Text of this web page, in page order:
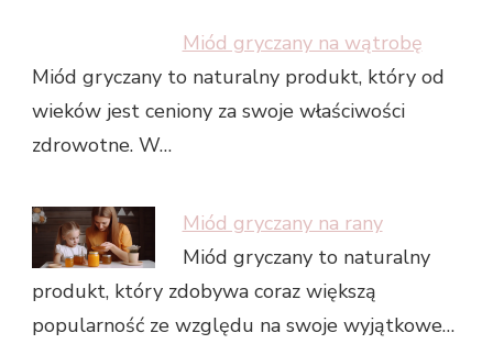
Miód gryczany na wątrobę
Miód gryczany to naturalny produkt, który od
wieków jest ceniony za swoje właściwości
zdrowotne. W…
Miód gryczany na rany
Miód gryczany to naturalny
produkt, który zdobywa coraz większą
popularność ze względu na swoje wyjątkowe…